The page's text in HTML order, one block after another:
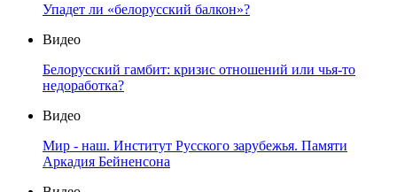
Упадет ли «белорусский балкон»?
Видео
Белорусский гамбит: кризис отношений или чья-то
недоработка?
Видео
Мир - наш. Институт Русского зарубежья. Памяти
Аркадия Бейненсона